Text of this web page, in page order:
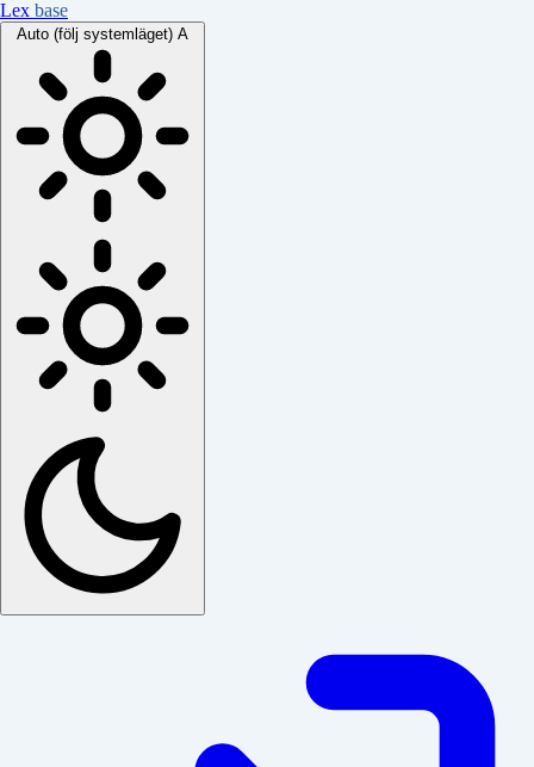
Lex base
Auto (följ systemläget) A